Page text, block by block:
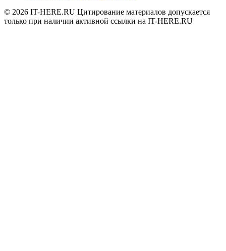
© 2026 IT-HERE.RU Цитирование материалов допускается
только при наличии активной ссылки на IT-HERE.RU